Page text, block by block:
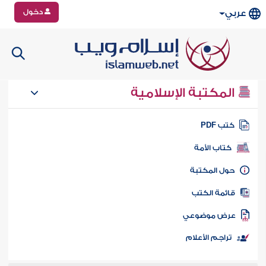
عربي دخول
المكتبة الإسلامية
كتب PDF
كتاب الأمة
المكتبة
الكتب
موضوعي